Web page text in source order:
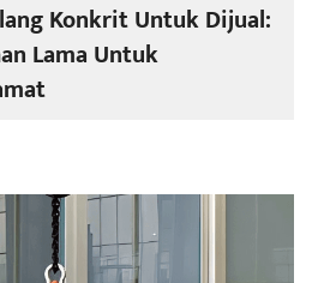
Konkrit Untuk Dijual:
Lama Untuk